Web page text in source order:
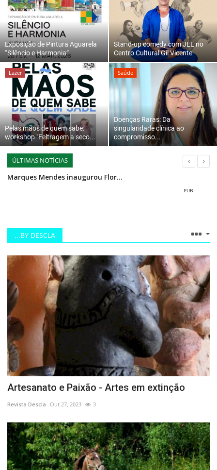
Estatuto Editorial
Saúde
Ficha técnica
Cultura
Lazer
Ambiente
Exposição de Pintura Aguarela
“Silêncio e Harmonia”
Stand-up comedy com JEL no
Centro Cultural Gil Vicente
Lazer
Pelas mãos de quem sabe:
workshop "Feltragem a seco...
Saúde
Doenças Raras: Da
singularidade clínica ao
compromisso...
ÚLTIMAS NOTÍCIAS
Marques Mendes inaugurou Floresta Encantada na Porta do Mezio
Marisa Liz - 17 de janeiro 2026 | Coliseu Micaelense
Mostra de Presépios celebra o Natal e valoriza a criatividade em Montemor-o-Velho
Ponta Delgada arranca com a 4.ª edição do Roteiro de Presépios
Casino Lisboa inaugurou o “Arena Live 2025” com o humor de “Tochas & Telmo”
Ivan Lins celebra 80 anos de músicas e memórias no Salão Preto e Prata do Casino Estoril
Cavalheiro edita “Pequena Sorte”, novo álbum que celebra a partilha e as pequenas coisas que importam
Terceira edição do Festival Luísa Todi – Canto Lírico em Setúbal
Évora canta as Janeiras com 18 grupos Corais e Instrumentais
...BY DESCLA
Artesanato e Paixão - Artes em extinção
Revista Descla Out 27, 2023 3